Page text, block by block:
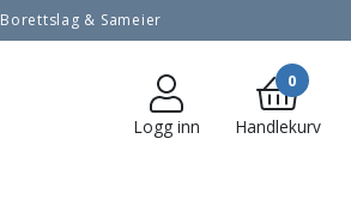
Borettslag & Sameier
Logg inn
0
Handlekurv